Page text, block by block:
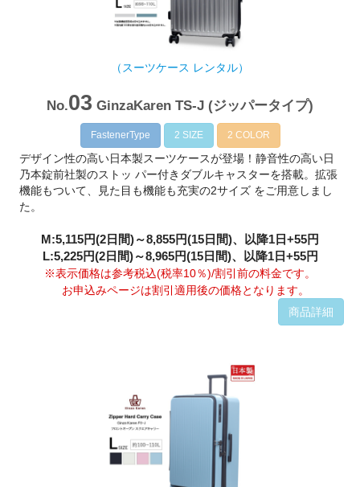
（スーツケース レンタル）
No.03 GinzaKaren TS-J (ジッパータイプ)
FastenerType 2 SIZE 2 COLOR
デザイン性の高い日本製スーツケースが登場！静音性の高い日
乃本錠前社製のストッ パー付きダブルキャスターを搭載。拡張
機能もついて、見た目も機能も充実の2サイズ をご用意しまし
た。
M:5,115円(2日間)～8,855円(15日間)、以降1日+55円
L:5,225円(2日間)～8,965円(15日間)、以降1日+55円
※表示価格は参考税込(税率10％)/割引前の料金です。
お申込みページは割引適用後の価格となります。
商品詳細